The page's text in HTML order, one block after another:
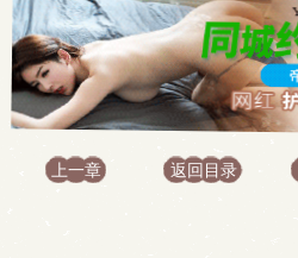
上一章 返回目录